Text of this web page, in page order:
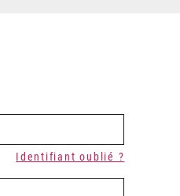
Identifiant oublié ?